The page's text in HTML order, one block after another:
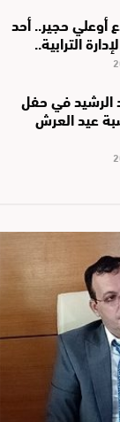
أوعلي حجير.. أحد
الترابية..
الرشيد في حفل
عيد العرش